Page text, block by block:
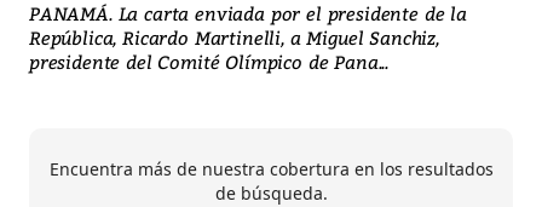
PANAMÁ. La carta enviada por el presidente de la
República, Ricardo Martinelli, a Miguel Sanchiz,
presidente del Comité Olímpico de Pana...
Encuentra más de nuestra cobertura en los resultados
de búsqueda.